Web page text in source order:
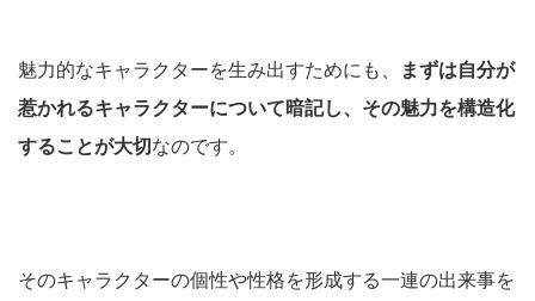
魅力的なキャラクターを生み出すためにも、
まずは自分が
惹かれるキャラクターについて暗記し、その魅力を構造化
することが大切なのです。
そのキャラクターの個性や性格を形成する一連の出来事を